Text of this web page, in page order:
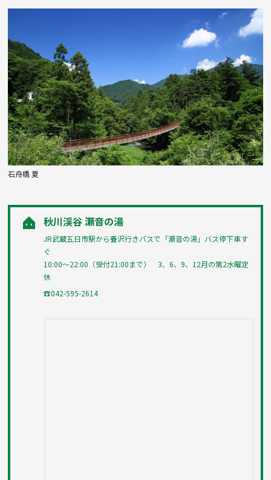
石舟橋 夏
秋川渓谷 瀬音の湯
JR武蔵五日市駅から養沢行きバスで「瀬音の湯」バス停下車す
ぐ
10:00～22:00（受付21:00まで） 3、6、9、12月の第2水曜定
休
☎042-595-2614